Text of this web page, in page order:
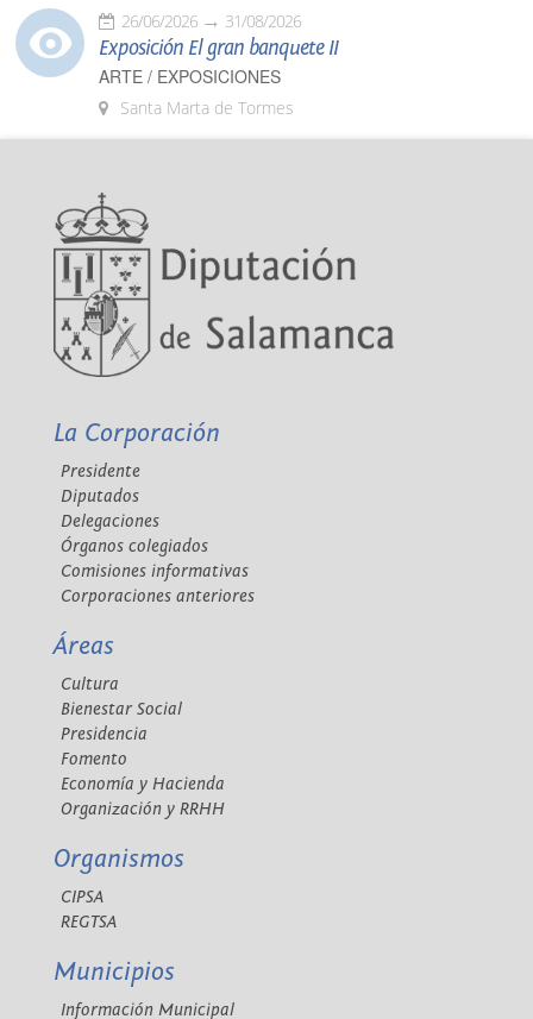
26/06/2026 31/08/2026
Exposición El gran banquete II
ARTE / EXPOSICIONES
Santa Marta de Tormes
La Corporación
Presidente
Diputados
Delegaciones
Órganos colegiados
Comisiones informativas
Corporaciones anteriores
Áreas
Cultura
Bienestar Social
Presidencia
Fomento
Economía y Hacienda
Organización y RRHH
Organismos
CIPSA
REGTSA
Municipios
Información Municipal